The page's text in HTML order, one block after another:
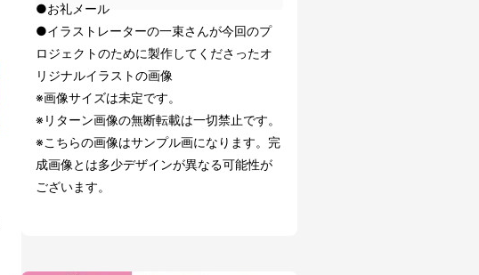
●お礼メール
●イラストレーターの一束さんが今回のプ
ロジェクトのために製作してくださったオ
リジナルイラストの画像
※画像サイズは未定です。
※リターン画像の無断転載は一切禁止です。
※こちらの画像はサンプル画になります。完
成画像とは多少デザインが異なる可能性が
ございます。